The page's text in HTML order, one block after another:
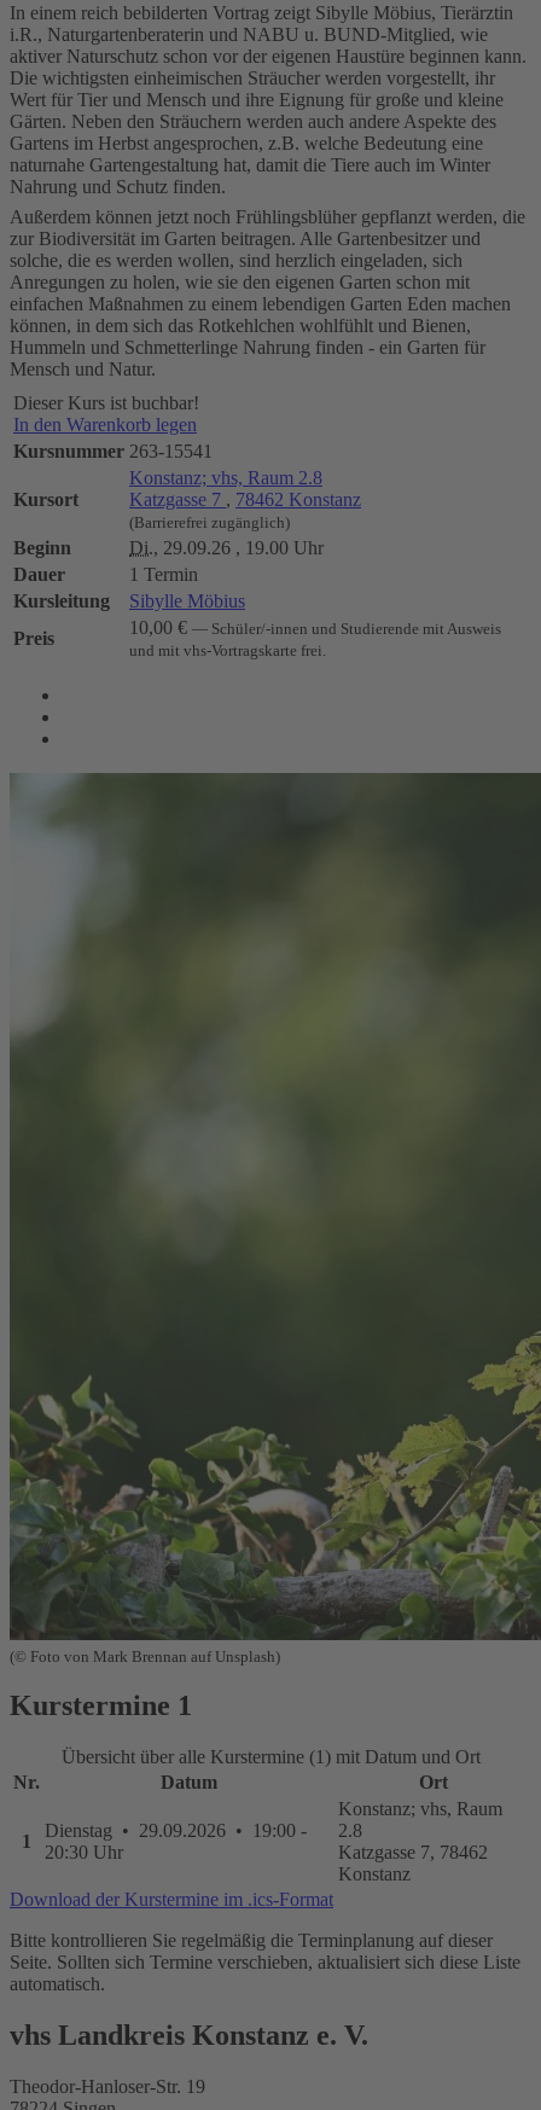
In einem reich bebilderten Vortrag zeigt Sibylle Möbius, Tierärztin
i.R., Naturgartenberaterin und NABU u. BUND-Mitglied, wie
aktiver Naturschutz schon vor der eigenen Haustüre beginnen kann.
Die wichtigsten einheimischen Sträucher werden vorgestellt, ihr
Wert für Tier und Mensch und ihre Eignung für große und kleine
Gärten. Neben den Sträuchern werden auch andere Aspekte des
Gartens im Herbst angesprochen, z.B. welche Bedeutung eine
naturnahe Gartengestaltung hat, damit die Tiere auch im Winter
Nahrung und Schutz finden.
Außerdem können jetzt noch Frühlingsblüher gepflanzt werden, die
zur Biodiversität im Garten beitragen. Alle Gartenbesitzer und
solche, die es werden wollen, sind herzlich eingeladen, sich
Anregungen zu holen, wie sie den eigenen Garten schon mit
einfachen Maßnahmen zu einem lebendigen Garten Eden machen
können, in dem sich das Rotkehlchen wohlfühlt und Bienen,
Hummeln und Schmetterlinge Nahrung finden - ein Garten für
Mensch und Natur.
Dieser Kurs ist buchbar!
In den Warenkorb legen
Kursnummer 263-15541
Kursort
Konstanz; vhs, Raum 2.8
Katzgasse 7 , 78462 Konstanz
(Barrierefrei zugänglich)
Beginn Di., 29.09.26 , 19.00 Uhr
Dauer
1 Termin
Kursleitung
Sibylle Möbius
Preis
10,00 € — Schüler/-innen und Studierende mit Ausweis
und mit vhs-Vortragskarte frei.
(© Foto von Mark Brennan auf Unsplash)
Kurstermine 1
Übersicht über alle Kurstermine (1) mit Datum und Ort
Nr.
Datum Ort
1
Dienstag • 29.09.2026 • 19:00 -
20:30 Uhr
Konstanz; vhs, Raum
2.8
Katzgasse 7, 78462
Konstanz
Download der Kurstermine im .ics-Format
Bitte kontrollieren Sie regelmäßig die Terminplanung auf dieser
Seite. Sollten sich Termine verschieben, aktualisiert sich diese Liste
automatisch.
vhs Landkreis Konstanz e. V.
Theodor-Hanloser-Str. 19